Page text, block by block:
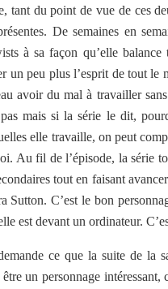
tant du point de vue de ces
De semaines en
à sa façon qu’elle
un peu plus l’esprit de tout le
avoir du mal à travailler
mais si la série le dit,
elle travaille, on peut
Au fil de l’épisode, la série
tout en faisant
Sutton. C’est le bon
est devant un ordinateur.
ce que la suite de la
un personnage intéressant,